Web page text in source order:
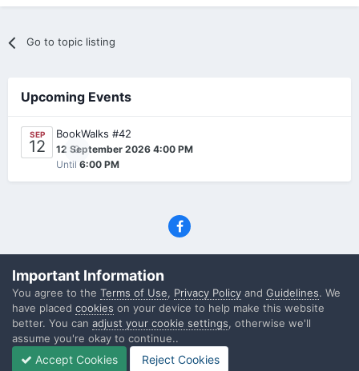
Go to topic listing
Upcoming Events
SEP
12 0
BookWalks #42
12 September 2026 4:00 PM
Until 6:00 PM
(C) SFF.gr, All rights reserved
Powered by Invision Community
Important Information
You agree to the Terms of Use, Privacy Policy and Guidelines. We
have placed cookies on your device to help make this website
better. You can adjust your cookie settings, otherwise we'll
assume you're okay to continue..
Accept Cookies Reject Cookies